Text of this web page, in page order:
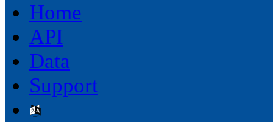
Home
API
Data
Support